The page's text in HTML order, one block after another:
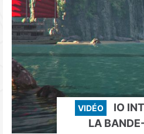
VIDÉO
IO
LA